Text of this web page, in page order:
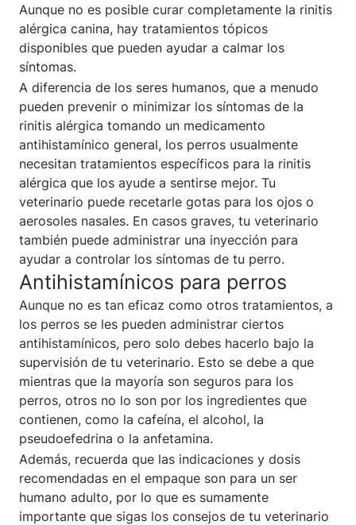
Aunque no es posible curar completamente la rinitis
alérgica canina, hay tratamientos tópicos
disponibles que pueden ayudar a calmar los
síntomas.
A diferencia de los seres humanos, que a menudo
pueden prevenir o minimizar los síntomas de la
rinitis alérgica tomando un medicamento
antihistamínico general, los perros usualmente
necesitan tratamientos específicos para la rinitis
alérgica que los ayude a sentirse mejor. Tu
veterinario puede recetarle gotas para los ojos o
aerosoles nasales. En casos graves, tu veterinario
también puede administrar una inyección para
ayudar a controlar los síntomas de tu perro.
Antihistamínicos para perros
Aunque no es tan eficaz como otros tratamientos, a
los perros se les pueden administrar ciertos
antihistamínicos, pero solo debes hacerlo bajo la
supervisión de tu veterinario. Esto se debe a que
mientras que la mayoría son seguros para los
perros, otros no lo son por los ingredientes que
contienen, como la cafeína, el alcohol, la
pseudoefedrina o la anfetamina.
Además, recuerda que las indicaciones y dosis
recomendadas en el empaque son para un ser
humano adulto, por lo que es sumamente
importante que sigas los consejos de tu veterinario